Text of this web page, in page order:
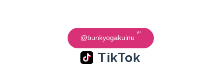
@bunkyogakuinu
TikTok